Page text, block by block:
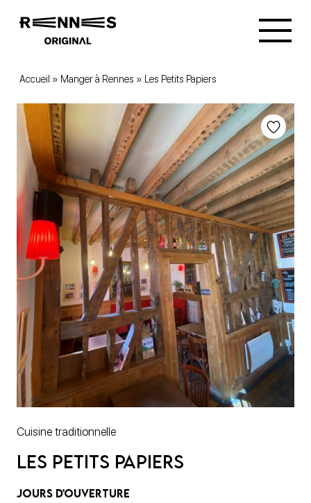
Accueil » Manger à Rennes » Les Petits Papiers
Cuisine traditionnelle
Les Petits Papiers
JOURS D'OUVERTURE